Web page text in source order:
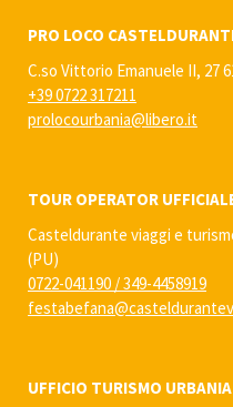
PRO LOCO
C.so Vittorio Emanuele II, 27
+39 0722 317211
prolocourbania@libero.it
TOUR OPERATOR
Casteldurante viaggi e
(PU)
0722-041190 /349-4458919
UFFICIO TURISMO URBANIA